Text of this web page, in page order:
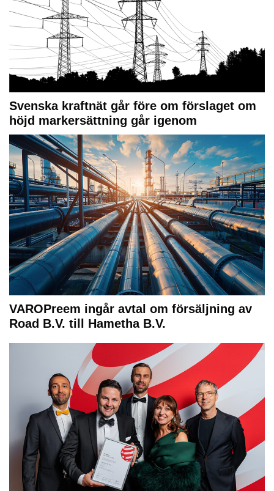
Svenska kraftnät går före om förslaget om
höjd markersättning går igenom
VAROPreem ingår avtal om försäljning av
Road B.V. till Hametha B.V.